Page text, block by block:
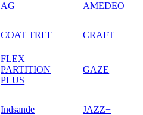
AG AMEDEO
COAT TREE CRAFT
FLEX
PARTITION
PLUS
GAZE
Indsande JAZZ+